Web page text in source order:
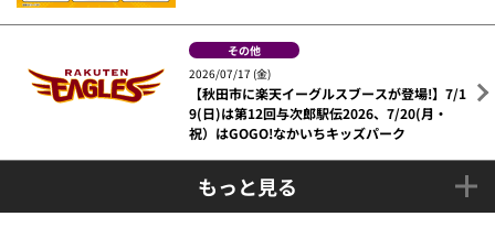
その他
2026/07/17 (金)
【秋田市に楽天イーグルスブースが登場!】7/1
9(日)は第12回与次郎駅伝2026、7/20(月・
祝）はGOGO!なかいちキッズパーク
もっと見る